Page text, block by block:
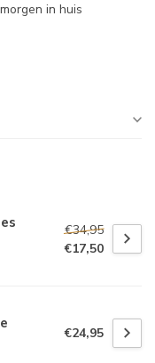
in huis
€34,95
€17,50
€24,95